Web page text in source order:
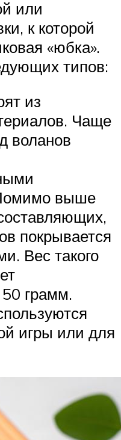
или
к которой
«юбка».
типов:
из
Чаще
воланов
выше
покрывается
Вес такого
грамм.
игры или для